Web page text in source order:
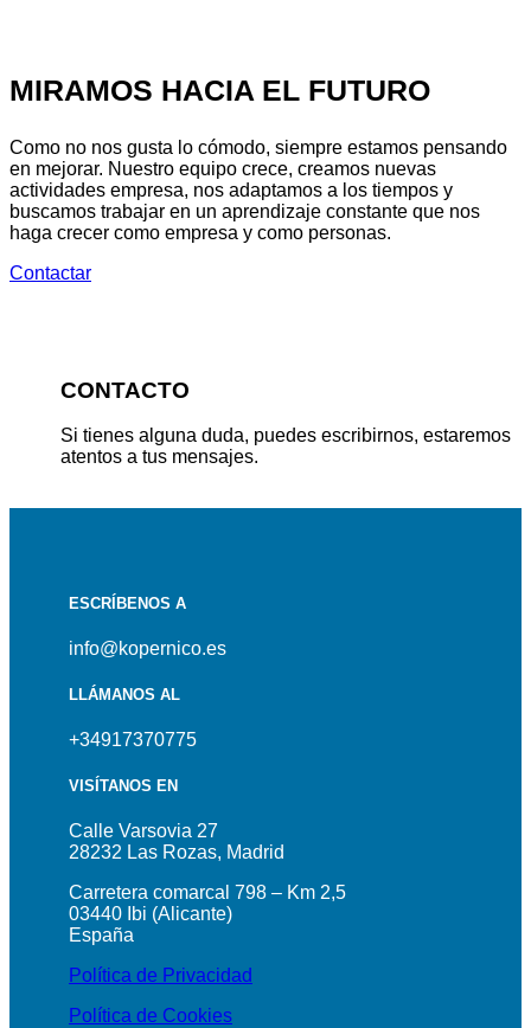
MIRAMOS HACIA EL FUTURO
Como no nos gusta lo cómodo, siempre estamos pensando
en mejorar. Nuestro equipo crece, creamos nuevas
actividades empresa, nos adaptamos a los tiempos y
buscamos trabajar en un aprendizaje constante que nos
haga crecer como empresa y como personas.
Contactar
CONTACTO
Si tienes alguna duda, puedes escribirnos, estaremos
atentos a tus mensajes.
ESCRÍBENOS A
info@kopernico.es
LLÁMANOS AL
+34917370775
VISÍTANOS EN
Calle Varsovia 27
28232 Las Rozas, Madrid
Carretera comarcal 798 – Km 2,5
03440 Ibi (Alicante)
España
Política de Privacidad
Política de Cookies